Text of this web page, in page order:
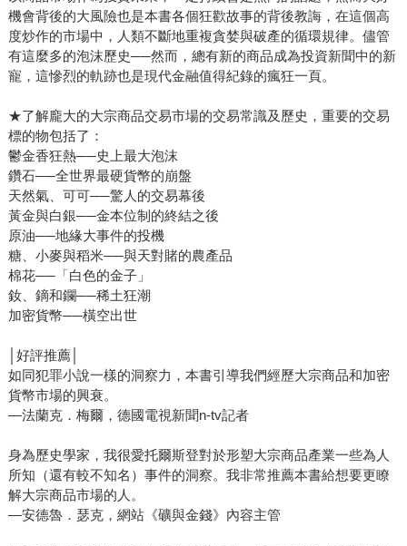
機會背後的大風險也是本書各個狂歡故事的背後教誨，在這個高
度炒作的市場中，人類不斷地重複貪婪與破產的循環規律。儘管
有這麼多的泡沫歷史──然而，總有新的商品成為投資新聞中的新
寵，這慘烈的軌跡也是現代金融值得紀錄的瘋狂一頁。
★了解龐大的大宗商品交易市場的交易常識及歷史，重要的交易
標的物包括了：
鬱金香狂熱──史上最大泡沫
鑽石──全世界最硬貨幣的崩盤
天然氣、可可──驚人的交易幕後
黃金與白銀──金本位制的終結之後
原油──地緣大事件的投機
糖、小麥與稻米──與天對賭的農產品
棉花──「白色的金子」
釹、鏑和鑭──稀土狂潮
加密貨幣──橫空出世
│好評推薦│
如同犯罪小說一樣的洞察力，本書引導我們經歷大宗商品和加密
貨幣市場的興衰。
—法蘭克．梅爾，德國電視新聞n-tv記者
身為歷史學家，我很愛托爾斯登對於形塑大宗商品產業一些為人
所知（還有較不知名）事件的洞察。我非常推薦本書給想要更瞭
解大宗商品市場的人。
—安德魯．瑟克，網站《礦與金錢》內容主管